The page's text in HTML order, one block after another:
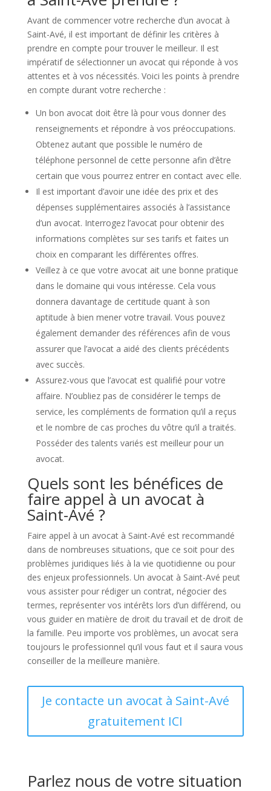
Avant de commencer votre recherche d’un avocat à
Saint-Avé, il est important de définir les critères à
prendre en compte pour trouver le meilleur. Il est
impératif de sélectionner un avocat qui réponde à vos
attentes et à vos nécessités. Voici les points à prendre
en compte durant votre recherche :
Un bon avocat doit être là pour vous donner des
renseignements et répondre à vos préoccupations.
Obtenez autant que possible le numéro de
téléphone personnel de cette personne afin d’être
certain que vous pourrez entrer en contact avec elle.
Il est important d’avoir une idée des prix et des
dépenses supplémentaires associés à l’assistance
d’un avocat. Interrogez l’avocat pour obtenir des
informations complètes sur ses tarifs et faites un
choix en comparant les différentes offres.
Veillez à ce que votre avocat ait une bonne pratique
dans le domaine qui vous intéresse. Cela vous
donnera davantage de certitude quant à son
aptitude à bien mener votre travail. Vous pouvez
également demander des références afin de vous
assurer que l’avocat a aidé des clients précédents
avec succès.
Assurez-vous que l’avocat est qualifié pour votre
affaire. N’oubliez pas de considérer le temps de
service, les compléments de formation qu’il a reçus
et le nombre de cas proches du vôtre qu’il a traités.
Posséder des talents variés est meilleur pour un
avocat.
Quels sont les bénéfices de
faire appel à un avocat à
Saint-Avé ?
Faire appel à un avocat à Saint-Avé est recommandé
dans de nombreuses situations, que ce soit pour des
problèmes juridiques liés à la vie quotidienne ou pour
des enjeux professionnels. Un avocat à Saint-Avé peut
vous assister pour rédiger un contrat, négocier des
termes, représenter vos intérêts lors d’un différend, ou
vous guider en matière de droit du travail et de droit de
la famille. Peu importe vos problèmes, un avocat sera
toujours le professionnel qu’il vous faut et il saura vous
conseiller de la meilleure manière.
Je contacte un avocat à Saint-Avé
gratuitement ICI
Parlez nous de votre situation